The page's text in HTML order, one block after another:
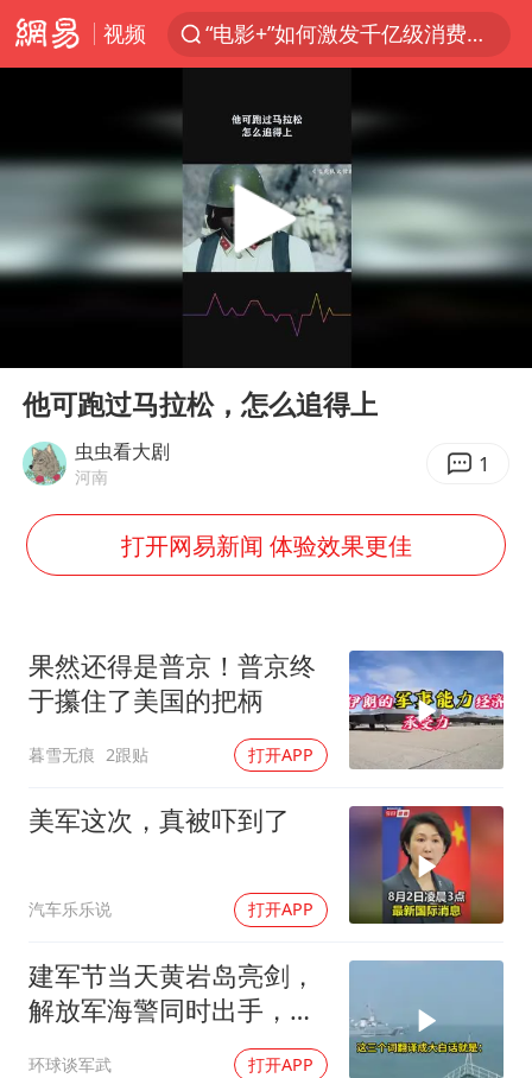
视频
“电影+”如何激发千亿级消费新活力？
中国女篮70-67险胜尼日利亚女篮
名创优品回应女子吐槽内裤质量差
四川宜宾市高县4.9级地震致1人死亡
出口禁令驱动有色板块大涨
国防部：中国军队坚决反制任何闹海挑衅图谋
国乒男单横滨冠军赛全军覆没
“新疆阿勒泰八月能滑雪”不实
日本试射“战斧”导弹，国防部回应
胡彦斌韩磊 谁帮谁
夯实基础开新局
Play
他可跑过马拉松，怎么追得上
虫虫看大剧
河南 1
打开网易新闻 体验效果更佳
果然还得是普京！普京终
于攥住了美国的把柄
暮雪无痕 2跟贴 打开APP
美军这次，真被吓到了
汽车乐乐说 打开APP
建军节当天黄岩岛亮剑，
解放军海警同时出手，菲
律宾的挑衅该收场了
环球谈军武 打开APP